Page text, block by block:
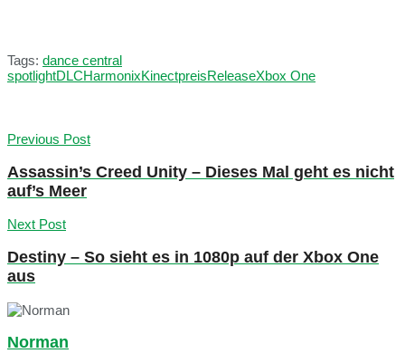
Tags: dance central
spotlightDLCHarmonixKinectpreisReleaseXbox One
Previous Post
Assassin’s Creed Unity – Dieses Mal geht es nicht
auf’s Meer
Next Post
Destiny – So sieht es in 1080p auf der Xbox One
aus
Norman